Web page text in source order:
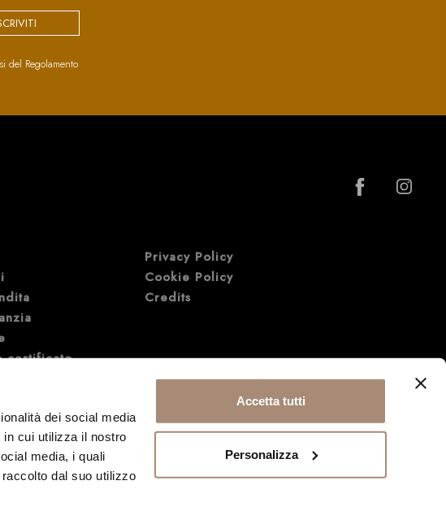
dei social media
cui utilizza il nostro
media, i quali
dal suo utilizzo
Accetta tutti
Personalizza
del Regolamento
certificato
Privacy Policy
Cookie Policy
Credits